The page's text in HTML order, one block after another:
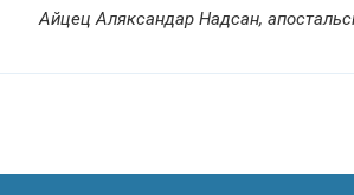
Айцец Аляксандар Надсан,